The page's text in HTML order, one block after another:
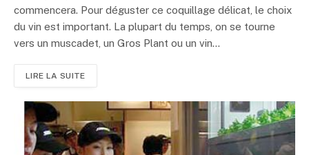
commencera. Pour déguster ce coquillage délicat, le choix
du vin est important. La plupart du temps, on se tourne
vers un muscadet, un Gros Plant ou un vin...
LIRE LA SUITE